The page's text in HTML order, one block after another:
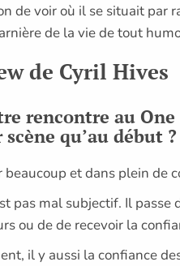
de voir où il se situait par
de la vie de tout
de Cyril Hives
rencontre au
scène qu’au
beaucoup et dans plein de
pas mal subjectif. Il
ou de de recevoir la
il y aussi la confiance